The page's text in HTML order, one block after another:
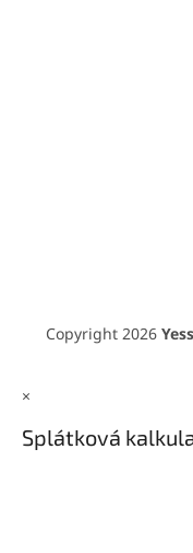
Copyright 2026
×
Splátková